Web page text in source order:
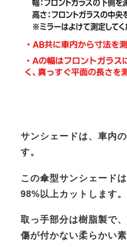
サンシェードは、車内
す。
この傘型サンシェード
98%以上カットします。
取っ手部分は樹脂製で
傷が付かない柔らかい素